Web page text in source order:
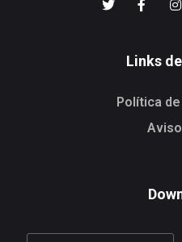
Links
Política